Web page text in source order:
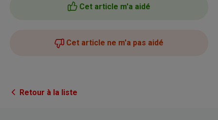
Cet article m'a aidé
Cet article ne m'a pas aidé
Retour à la liste